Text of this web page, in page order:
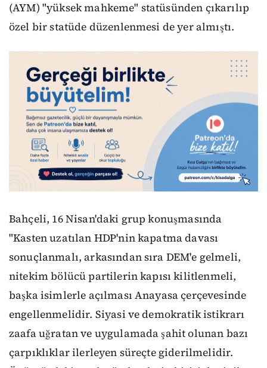
(AYM) "yüksek mahkeme" statüsünden çıkarılıp
özel bir statüde düzenlenmesi de yer almıştı.
Bahçeli, 16 Nisan'daki grup konuşmasında
"Kasten uzatılan HDP'nin kapatma davası
sonuçlanmalı, arkasından sıra DEM'e gelmeli,
nitekim bölücü partilerin kapısı kilitlenmeli,
başka isimlerle açılması Anayasa çerçevesinde
engellenmelidir. Siyasi ve demokratik istikrarı
zaafa uğratan ve uygulamada şahit olunan bazı
çarpıklıklar ilerleyen süreçte giderilmelidir.